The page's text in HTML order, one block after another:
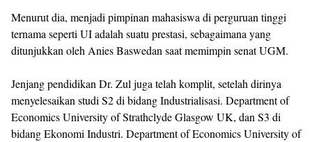
Menurut dia, menjadi pimpinan mahasiswa di perguruan tinggi
ternama seperti UI adalah suatu prestasi, sebagaimana yang
ditunjukkan oleh Anies Baswedan saat memimpin senat UGM.
Jenjang pendidikan Dr. Zul juga telah komplit, setelah dirinya
menyelesaikan studi S2 di bidang Industrialisasi. Department of
Economics University of Strathclyde Glasgow UK, dan S3 di
bidang Ekonomi Industri. Department of Economics University of